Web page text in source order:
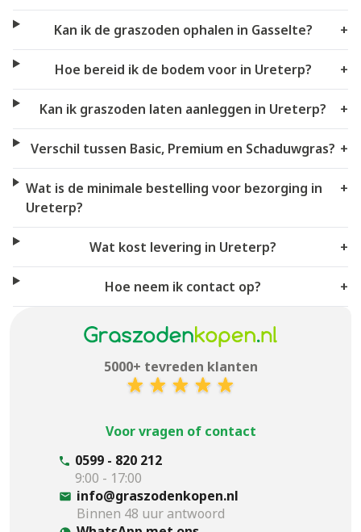
Kan ik de graszoden ophalen in Gasselte? +
Hoe bereid ik de bodem voor in Ureterp? +
Kan ik graszoden laten aanleggen in Ureterp? +
Verschil tussen Basic, Premium en Schaduwgras? +
Wat is de minimale bestelling voor bezorging in
Ureterp?
+
Wat kost levering in Ureterp? +
Hoe neem ik contact op? +
5000+ tevreden klanten
Voor vragen of contact
0599 - 820 212
9:00 - 17:00
info@graszodenkopen.nl
Binnen 48 uur antwoord